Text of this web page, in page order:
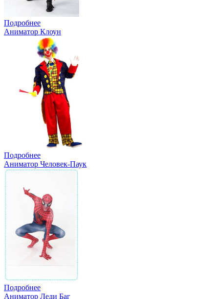
Подробнее
Аниматор Клоун
Подробнее
Аниматор Человек-Паук
Подробнее
Аниматор Леди Баг